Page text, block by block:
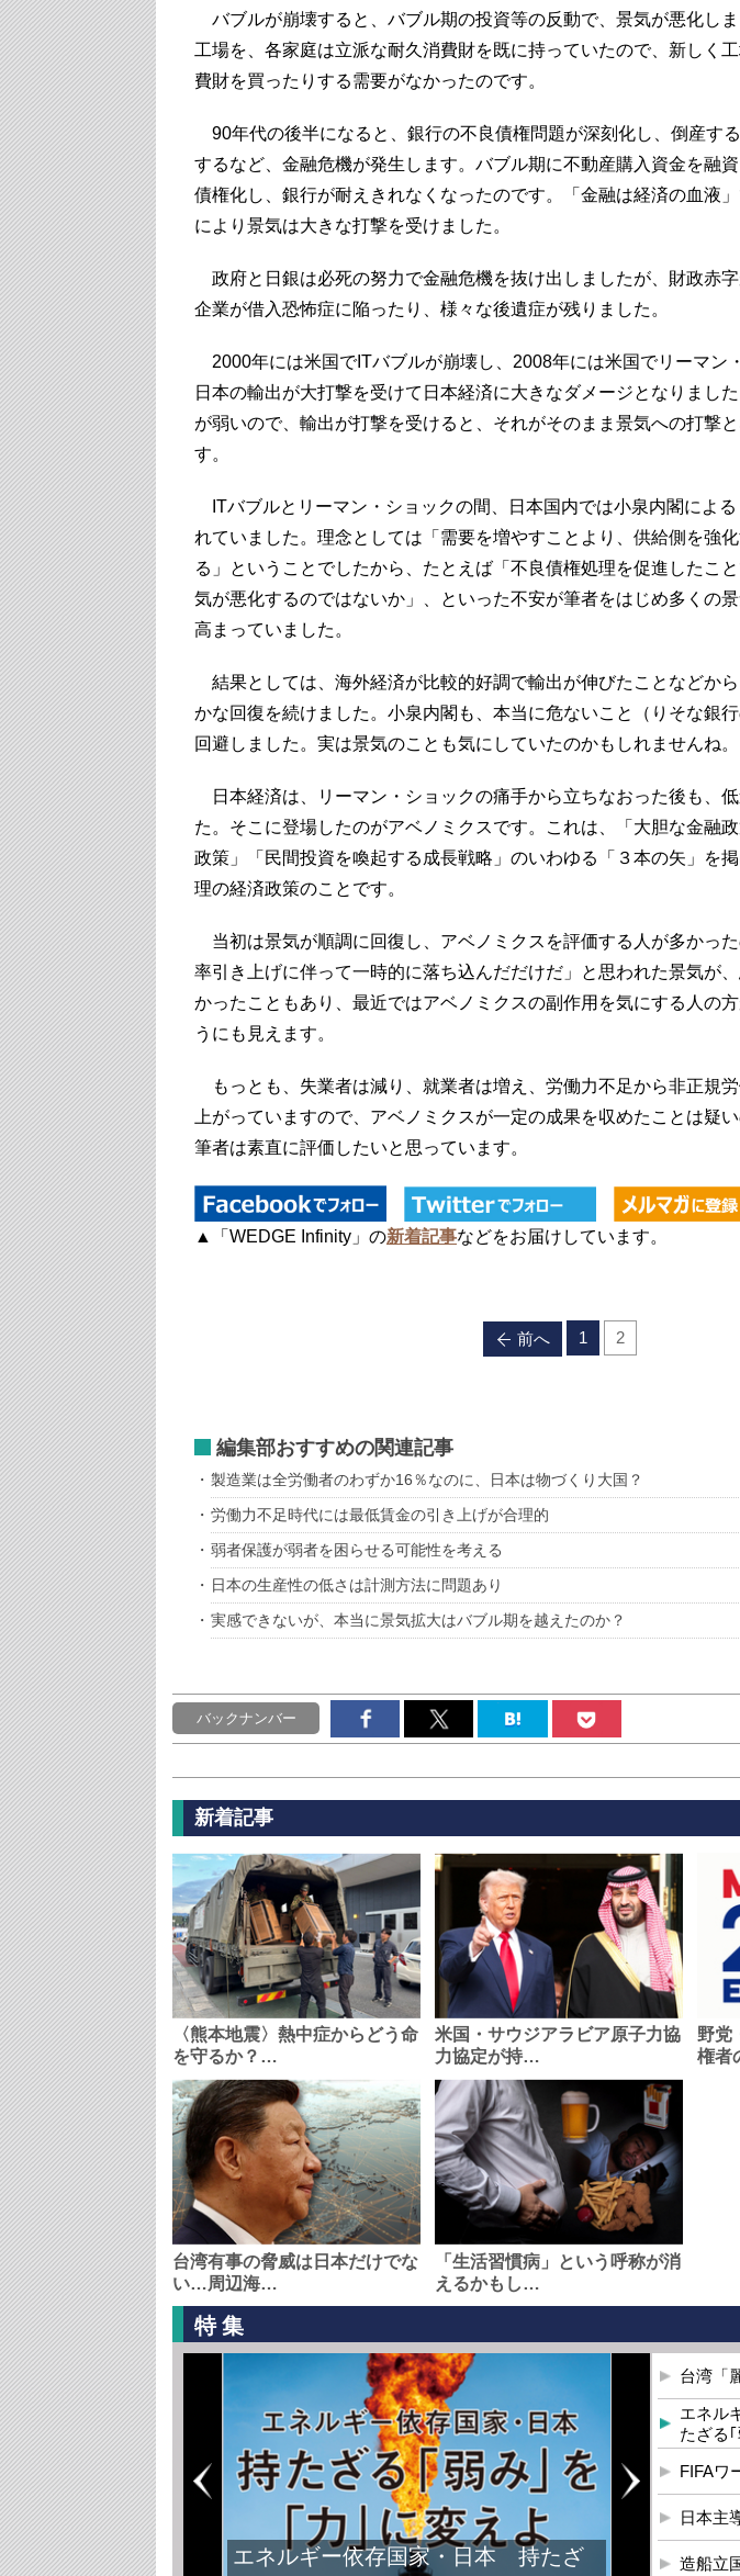
バブルが崩壊すると、バブル期の投資等の反動で、景気が悪化し
工場を、各家庭は立派な耐久消費財を既に持っていたので、新しく
費財を買ったりする需要がなかったのです。
90年代の後半になると、銀行の不良債権問題が深刻化し、倒産す
するなど、金融危機が発生します。バブル期に不動産購入資金を融
債権化し、銀行が耐えきれなくなったのです。「金融は経済の血液
により景気は大きな打撃を受けました。
政府と日銀は必死の努力で金融危機を抜け出しましたが、財政赤
企業が借入恐怖症に陥ったり、様々な後遺症が残りました。
2000年には米国でITバブルが崩壊し、2008年には米国でリーマン
日本の輸出が大打撃を受けて日本経済に大きなダメージとなりまし
が弱いので、輸出が打撃を受けると、それがそのまま景気への打撃
す。
ITバブルとリーマン・ショックの間、日本国内では小泉内閣によ
れていました。理念としては「需要を増やすことより、供給側を強
る」ということでしたから、たとえば「不良債権処理を促進したこ
気が悪化するのではないか」、といった不安が筆者をはじめ多くの
高まっていました。
結果としては、海外経済が比較的好調で輸出が伸びたことなどか
かな回復を続けました。小泉内閣も、本当に危ないこと（りそな銀
回避しました。実は景気のことも気にしていたのかもしれませんね。
日本経済は、リーマン・ショックの痛手から立ちなおった後も、
た。そこに登場したのがアベノミクスです。これは、「大胆な金融
政策」「民間投資を喚起する成長戦略」のいわゆる「３本の矢」を
理の経済政策のことです。
当初は景気が順調に回復し、アベノミクスを評価する人が多かっ
率引き上げに伴って一時的に落ち込んだだけだ」と思われた景気が
かったこともあり、最近ではアベノミクスの副作用を気にする人の
うにも見えます。
もっとも、失業者は減り、就業者は増え、労働力不足から非正規
上がっていますので、アベノミクスが一定の成果を収めたことは疑
筆者は素直に評価したいと思っています。
▲「WEDGE Infinity」の新着記事などをお届けしています。
前へ 1 2
編集部おすすめの関連記事
製造業は全労働者のわずか16％なのに、日本は物づくり大国？
労働力不足時代には最低賃金の引き上げが合理的
弱者保護が弱者を困らせる可能性を考える
日本の生産性の低さは計測方法に問題あり
実感できないが、本当に景気拡大はバブル期を越えたのか？
バックナンバー
新着記事
〈熊本地震〉熱中症からどう命
を守るか？…
米国・サウジアラビア原子力協
力協定が持…
野党
権者
台湾有事の脅威は日本だけでな
い…周辺海…
「生活習慣病」という呼称が消
えるかもし…
特集
エネルギー依存国家・日本 持たざ
台湾「
エネル
たざる
FIFAワ
日本主
造船立